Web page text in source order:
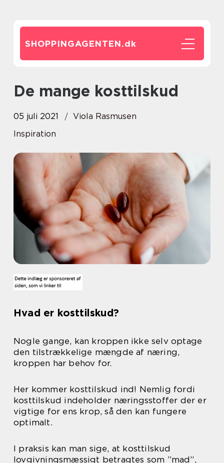
SHOPPINGAGENTEN.dk
De mange kosttilskud
05 juli 2021
Viola Rasmusen
Inspiration
Hvad er kosttilskud?
Nogle gange, kan kroppen ikke selv optage
den tilstrækkelige mængde af næring,
kroppen har behov for.
Her kommer kosttilskud ind! Nemlig fordi
kosttilskud indeholder næringsstoffer der er
vigtige for ens krop, så den kan fungere
optimalt.
I praksis kan man sige, at kosttilskud
lovgivningsmæssigt betragtes som ”mad”,